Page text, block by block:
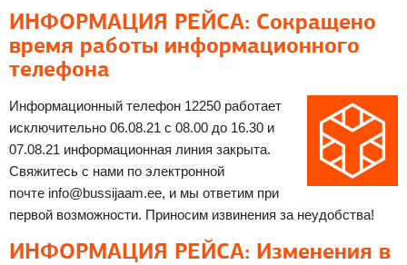
ИНФОРМАЦИЯ РЕЙСА: Сокращено
время работы информационного
телефона
Информационный телефон 12250 работает
исключительно 06.08.21 с 08.00 до 16.30 и
07.08.21 информационная линия закрыта.
Свяжитесь с нами по электронной
почте info@bussijaam.ee, и мы ответим при
первой возможности. Приносим извинения за неудобства!
ИНФОРМАЦИЯ РЕЙСА: Изменения в